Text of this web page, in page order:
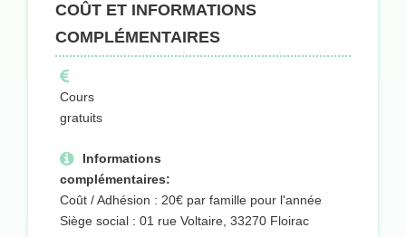
COÛT ET INFORMATIONS
COMPLÉMENTAIRES
Cours
gratuits
Informations
complémentaires:
Coût / Adhésion : 20€ par famille pour l'année
Siège social : 01 rue Voltaire, 33270 Floirac